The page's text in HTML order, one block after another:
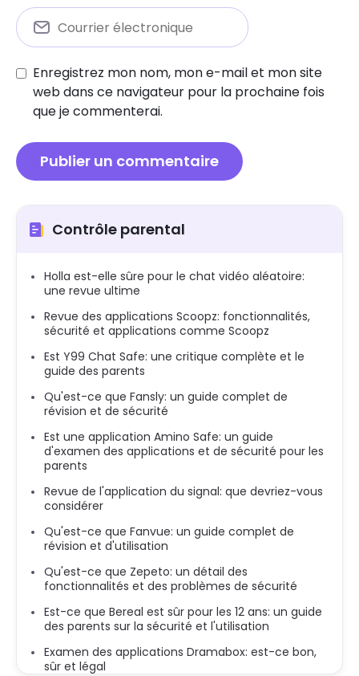
Enregistrez mon nom, mon e-mail et mon site
web dans ce navigateur pour la prochaine fois
que je commenterai.
Contrôle parental
Holla est-elle sûre pour le chat vidéo aléatoire:
une revue ultime
Revue des applications Scoopz: fonctionnalités,
sécurité et applications comme Scoopz
Est Y99 Chat Safe: une critique complète et le
guide des parents
Qu'est-ce que Fansly: un guide complet de
révision et de sécurité
Est une application Amino Safe: un guide
d'examen des applications et de sécurité pour les
parents
Revue de l'application du signal: que devriez-vous
considérer
Qu'est-ce que Fanvue: un guide complet de
révision et d'utilisation
Qu'est-ce que Zepeto: un détail des
fonctionnalités et des problèmes de sécurité
Est-ce que Bereal est sûr pour les 12 ans: un guide
des parents sur la sécurité et l'utilisation
Examen des applications Dramabox: est-ce bon,
sûr et légal